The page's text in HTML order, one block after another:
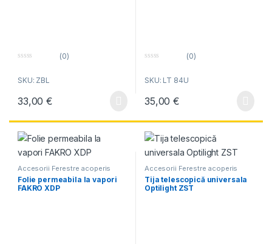
u
f
(0)
SKU: ZBL
33,00€
u
f
(0)
SKU: LT 84U
35,00€
Accesorii Ferestre acoperis
Folie permeabila la vapori
FAKRO XDP
Accesorii Ferestre acoperis
Tija telescopică universala
Optilight ZST